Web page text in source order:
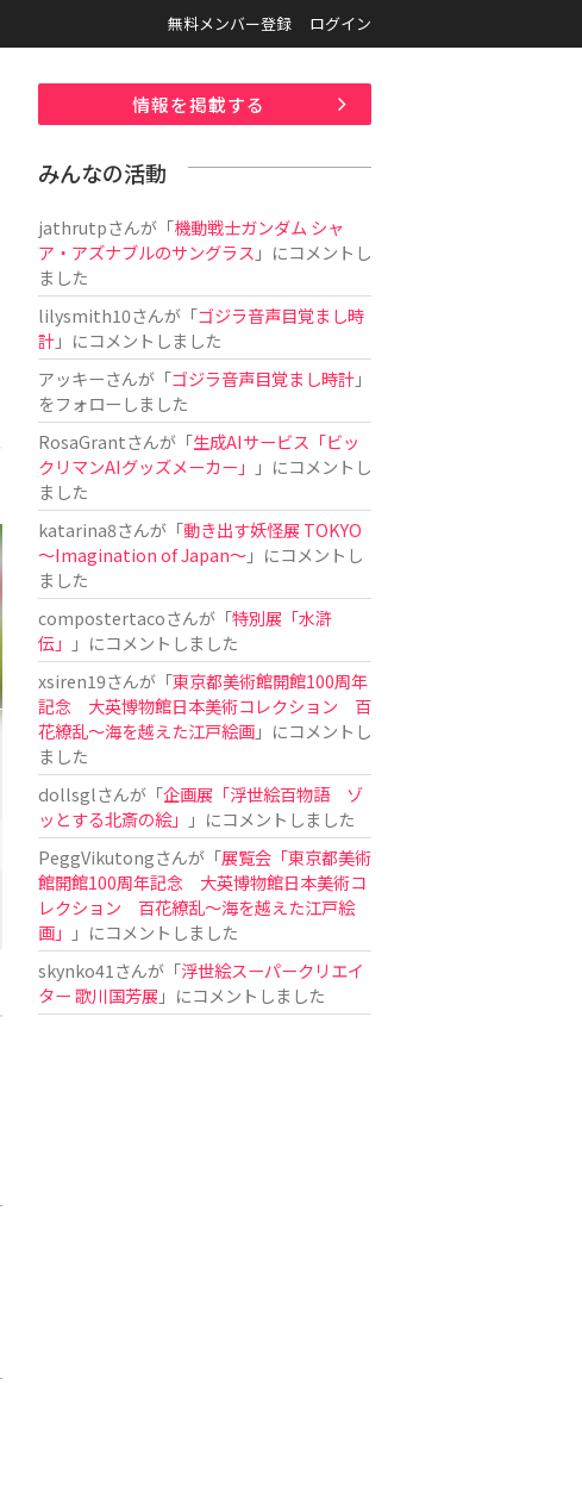
無料メンバー登録 ログイン
情報を掲載する
みんなの活動
jathrutpさんが「機動戦士ガンダム シャ
ア・アズナブルのサングラス 」にコメントし
ました
lilysmith10さんが「ゴジラ音声目覚まし時
計」にコメントしました
アッキーさんが「ゴジラ音声目覚まし時計」
をフォローしました
RosaGrantさんが「生成AIサービス「ビッ
クリマンAIグッズメーカー」
」にコメントし
ました
katarina8さんが「動き出す妖怪展 TOKYO
〜Imagination of Japan〜」にコメントし
ました
compostertacoさんが「特別展「水滸
伝」
」にコメントしました
xsiren19さんが「東京都美術館開館100周年
記念 大英博物館日本美術コレクション 百
花繚乱～海を越えた江戸絵画」にコメントし
ました
dollsglさんが「企画展「浮世絵百物語 ゾ
ッとする北斎の絵」
」にコメントしました
PeggVikutongさんが「展覧会「東京都美術
館開館100周年記念 大英博物館日本美術コ
レクション 百花繚乱〜海を越えた江戸絵
画」
」にコメントしました
skynko41 さんが「浮世絵スーパークリエイ
ター 歌川国芳展 」にコメントしました